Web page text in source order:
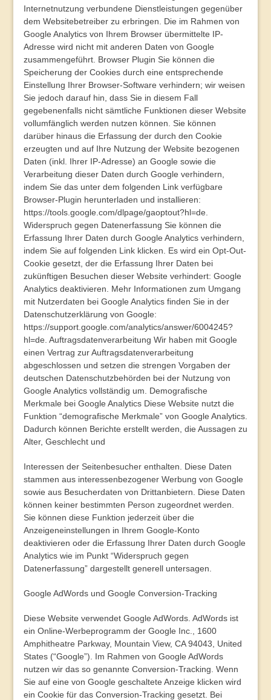
Internetnutzung verbundene Dienstleistungen gegenüber
dem Websitebetreiber zu erbringen. Die im Rahmen von
Google Analytics von Ihrem Browser übermittelte IP-
Adresse wird nicht mit anderen Daten von Google
zusammengeführt. Browser Plugin Sie können die
Speicherung der Cookies durch eine entsprechende
Einstellung Ihrer Browser-Software verhindern; wir weisen
Sie jedoch darauf hin, dass Sie in diesem Fall
gegebenenfalls nicht sämtliche Funktionen dieser Website
vollumfänglich werden nutzen können. Sie können
darüber hinaus die Erfassung der durch den Cookie
erzeugten und auf Ihre Nutzung der Website bezogenen
Daten (inkl. Ihrer IP-Adresse) an Google sowie die
Verarbeitung dieser Daten durch Google verhindern,
indem Sie das unter dem folgenden Link verfügbare
Browser-Plugin herunterladen und installieren:
https://tools.google.com/dlpage/gaoptout?hl=de
Widerspruch gegen Datenerfassung Sie können die
Erfassung Ihrer Daten durch Google Analytics verhindern,
indem Sie auf folgenden Link klicken. Es wird ein Opt-Out-
Cookie gesetzt, der die Erfassung Ihrer Daten bei
zukünftigen Besuchen dieser Website verhindert: Google
Analytics deaktivieren. Mehr Informationen zum Umgang
mit Nutzerdaten bei Google Analytics finden Sie in der
Datenschutzerklärung von Google:
https://support.google.com/analytics/answer/6004245?
hl=de Auftragsdatenverarbeitung Wir haben mit Google
einen Vertrag zur Auftragsdatenverarbeitung
abgeschlossen und setzen die strengen Vorgaben der
deutschen Datenschutzbehörden bei der Nutzung von
Google Analytics vollständig um. Demografische
Merkmale bei Google Analytics Diese Website nutzt die
Funktion “demografische Merkmale” von Google Analytics.
Dadurch können Berichte erstellt werden, die Aussagen zu
Alter, Geschlecht und
Interessen der Seitenbesucher enthalten. Diese Daten
stammen aus interessenbezogener Werbung von Google
sowie aus Besucherdaten von Drittanbietern. Diese Daten
können keiner bestimmten Person zugeordnet werden.
Sie können diese Funktion jederzeit über die
Anzeigeneinstellungen in Ihrem Google-Konto
deaktivieren oder die Erfassung Ihrer Daten durch Google
Analytics wie im Punkt “Widerspruch gegen
Datenerfassung” dargestellt generell untersagen.
Google AdWords und Google Conversion-Tracking
Diese Website verwendet Google AdWords. AdWords ist
ein Online-Werbeprogramm der Google Inc., 1600
Amphitheatre Parkway, Mountain View, CA 94043, United
States (“Google”). Im Rahmen von Google AdWords
nutzen wir das so genannte Conversion-Tracking. Wenn
Sie auf eine von Google geschaltete Anzeige klicken wird
ein Cookie für das Conversion-Tracking gesetzt. Bei